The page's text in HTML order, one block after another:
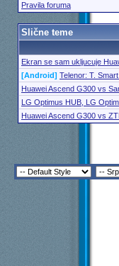
Pravila foruma
Slične teme
Ekran se sam ukljucuje
[Android] Telenor: T.
Huawei Ascend G300 vs
LG Optimus HUB, LG
Huawei Ascend G300 vs